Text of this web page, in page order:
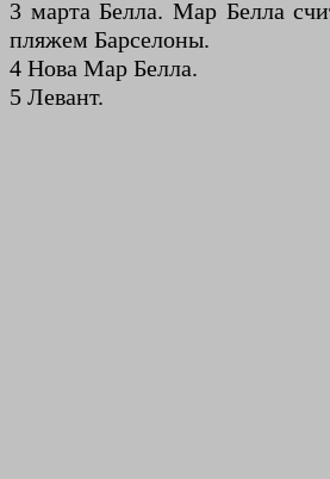
3 марта Белла. Мар Белла
пляжем Барселоны.
4 Нова Мар Белла.
5 Левант.